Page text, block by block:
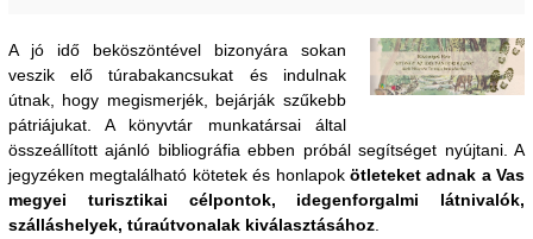
A jó idő beköszöntével bizonyára sokan
veszik elő túrabakancsukat és indulnak
útnak, hogy megismerjék, bejárják szűkebb
pátriájukat. A könyvtár munkatársai által
összeállított ajánló bibliográfia ebben próbál segítséget nyújtani. A
jegyzéken megtalálható kötetek és honlapok ötleteket adnak a Vas
megyei turisztikai célpontok, idegenforgalmi látnivalók,
szálláshelyek, túraútvonalak kiválasztásához